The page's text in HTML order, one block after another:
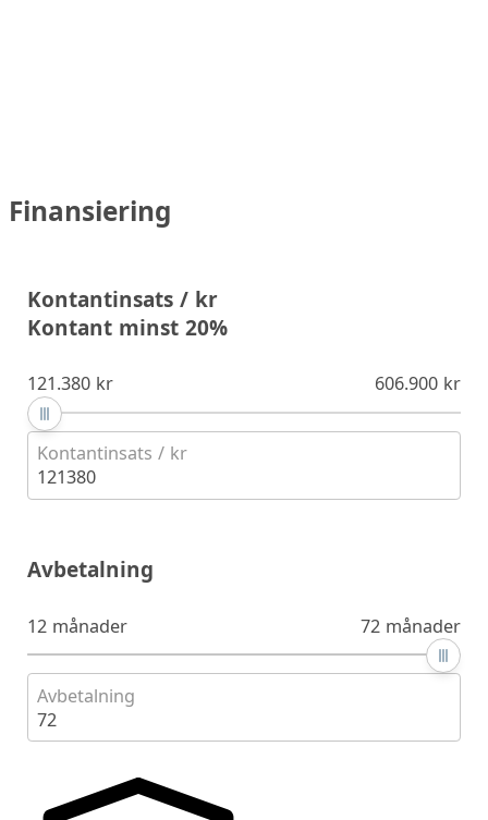
Finansiering
Kontantinsats / kr
Kontant minst 20%
121.380 kr 606.900 kr
Kontantinsats / kr
121380
Avbetalning
12 månader 72 månader
Avbetalning
72